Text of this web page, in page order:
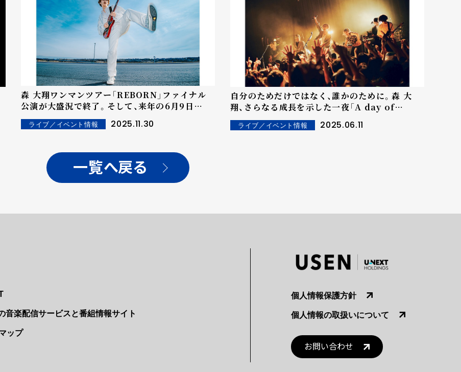
森 大翔ワンマンツアー「REBORN」ファイナル
公演が大盛況で終了。そして、来年の6月9日
（火）、新たなワンマンライブの開催を発表！オフ
ィシャル先行受付スタート。
ライブ／イベント情報 2025.11.30
自分のためだけではなく、誰かのために。森 大
翔、さらなる成長を示した一夜「A day of
YAMATO 69/25」を振り返る。【ライブレポー
ト】ライブ／イベント情報 2025.06.11
一覧へ戻る
音楽配信サービスと番組情報サイト
ップ
個人情報保護方針
個人情報の取扱いについて
お問い合わせ